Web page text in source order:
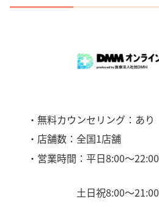
・無料カウンセリング：あり
・店舗数：全国1店舗
・営業時間：平日8:00〜22:00
土日祝8:00〜21:00